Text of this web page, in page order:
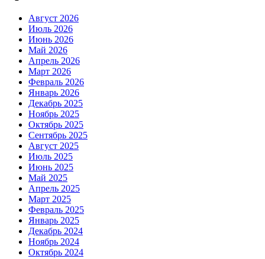
Август 2026
Июль 2026
Июнь 2026
Май 2026
Апрель 2026
Март 2026
Февраль 2026
Январь 2026
Декабрь 2025
Ноябрь 2025
Октябрь 2025
Сентябрь 2025
Август 2025
Июль 2025
Июнь 2025
Май 2025
Апрель 2025
Март 2025
Февраль 2025
Январь 2025
Декабрь 2024
Ноябрь 2024
Октябрь 2024